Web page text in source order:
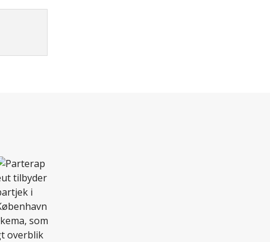
som
overblik